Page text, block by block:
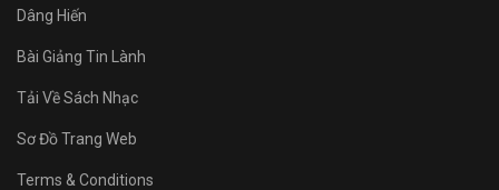
Dâng Hiến
Bài Giảng Tin Lành
Tải Về Sách Nhạc
Sơ Đồ Trang Web
Terms & Conditions